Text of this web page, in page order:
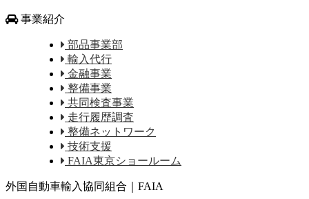
事業紹介
部品事業部
輸入代行
金融事業
整備事業
共同検査事業
走行履歴調査
整備ネットワーク
技術支援
FAIA東京ショールーム
外国自動車輸入協同組合｜FAIA